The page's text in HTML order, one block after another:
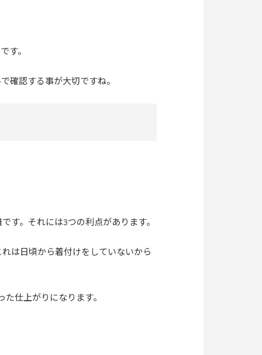
す。
確認する事が大切ですね。
す。それには3つの利点があります。
は日頃から着付けをしていないから
仕上がりになります。